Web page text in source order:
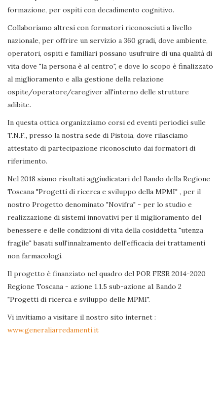
formazione, per ospiti con decadimento cognitivo.
Collaboriamo altresì con formatori riconosciuti a livello
nazionale, per offrire un servizio a 360 gradi, dove ambiente,
operatori, ospiti e familiari possano usufruire di una qualità di
vita dove "la persona è al centro", e dove lo scopo è finalizzato
al miglioramento e alla gestione della relazione
ospite/operatore/caregiver all'interno delle strutture
adibite.
In questa ottica organizziamo corsi ed eventi periodici sulle
T.N.F., presso la nostra sede di Pistoia, dove rilasciamo
attestato di partecipazione riconosciuto dai formatori di
riferimento.
Nel 2018 siamo risultati aggiudicatari del Bando della Regione
Toscana "Progetti di ricerca e sviluppo della MPMI" , per il
nostro Progetto denominato "Novifra" - per lo studio e
realizzazione di sistemi innovativi per il miglioramento del
benessere e delle condizioni di vita della cosiddetta "utenza
fragile" basati sull'innalzamento dell'efficacia dei trattamenti
non farmacologi.
Il progetto è finanziato nel quadro del POR FESR 2014-2020
Regione Toscana - azione 1.1.5 sub-azione a1 Bando 2
"Progetti di ricerca e sviluppo delle MPMI".
Vi invitiamo a visitare il nostro sito internet :
www.generaliarredamenti.it